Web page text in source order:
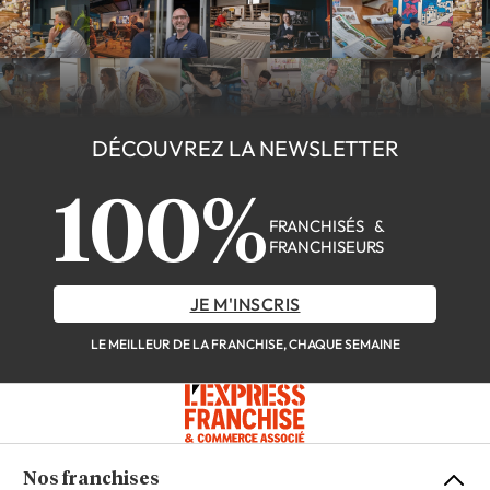
DÉCOUVREZ LA NEWSLETTER
100% FRANCHISÉS &
FRANCHISEURS
JE M'INSCRIS
LE MEILLEUR DE LA FRANCHISE, CHAQUE SEMAINE
Nos franchises